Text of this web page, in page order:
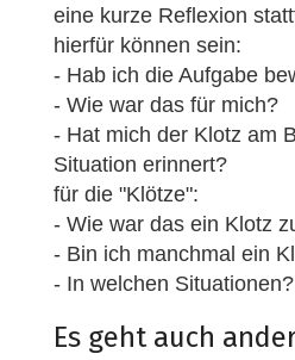
eine kurze Reflexion
hierfür können sein:
- Hab ich die Aufgabe
- Wie war das für mich?
- Hat mich der Klotz am
Situation erinnert?
für die "Klötze":
- Wie war das ein Klotz
- Bin ich manchmal ein
- In welchen Situationen?
Es geht auch